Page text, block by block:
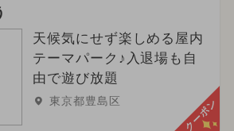
ベント
ベント
ベント
ベント
天候気にせず楽しめる屋内
テーマパーク♪入退場も自
由で遊び放題
東京都豊島区 クーポン